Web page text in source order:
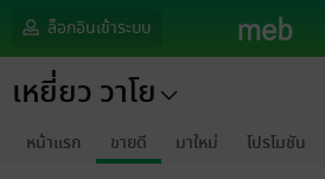
ล็อกอินเข้าระบบ
เหยี่ยว วาโย
หน้าแรก ขายดี มาใหม่ โปรโมชัน